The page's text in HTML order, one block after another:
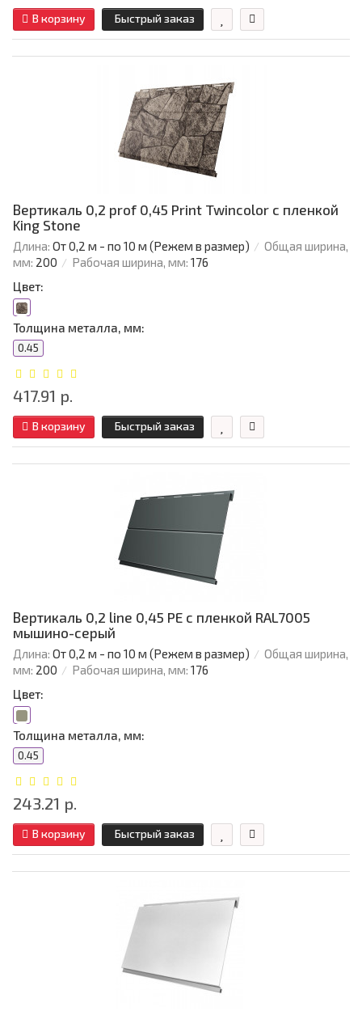
В корзину Быстрый заказ
Вертикаль 0,2 prof 0,45 Print Twincolor с пленкой
King Stone
Длина: От 0,2 м - по 10 м (Режем в размер)
Общая ширина,
мм: 200 Рабочая ширина, мм: 176
Цвет:
Толщина металла, мм:
0.45
417.91 р.
В корзину Быстрый заказ
Вертикаль 0,2 line 0,45 PE с пленкой RAL7005
мышино-серый
Длина: От 0,2 м - по 10 м (Режем в размер)
Общая ширина,
мм: 200 Рабочая ширина, мм: 176
Цвет:
Толщина металла, мм:
0.45
243.21 р.
В корзину Быстрый заказ